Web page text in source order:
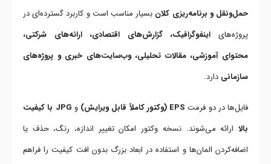
حمل‌ونقل و برنامه‌ریزی کلان بسیار مناسب است و کاربرد گسترده‌ای در
پروژه‌های اینفوگرافیک، گزارش‌های اقتصادی، ارائه‌های شرکتی،
محتوای آموزشی، مقالات تحلیلی، وب‌سایت‌های خبری و پروژه‌های
سازمانی دارد.
فایل‌ها در دو فرمت EPS (وکتور کاملاً قابل ویرایش) و
JPG با کیفیت
بالا ارائه می‌شوند. نسخه وکتور امکان تغییر اندازه، رنگ، حذف یا
اضافه‌کردن المان‌ها و استفاده در ابعاد بزرگ بدون افت کیفیت را فراهم